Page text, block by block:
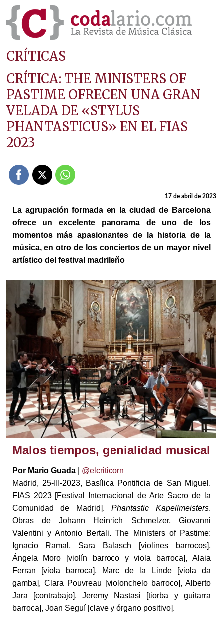
CRÍTICAS
CRÍTICA: THE MINISTERS OF
PASTIME OFRECEN UNA GRAN
VELADA DE «STYLUS
PHANTASTICUS» EN EL FIAS
2023
17 de abril de 2023
La agrupación formada en la ciudad de Barcelona
ofrece un excelente panorama de uno de los
momentos más apasionantes de la historia de la
música, en otro de los conciertos de un mayor nivel
artístico del festival madrileño
Malos tiempos, genialidad musical
Por Mario Guada| @elcriticorn
Madrid, 25-III-2023, Basílica Pontificia de San Miguel.
FIAS 2023 [Festival Internacional de Arte Sacro de la
Comunidad de Madrid].Phantastic Kapellmeisters.
Obras de Johann Heinrich Schmelzer, Giovanni
Valentini y Antonio Bertali. The Ministers of Pastime:
Ignacio Ramal, Sara Balasch [violines barrocos],
Ángela Moro [violín barroco y viola barroca], Alaia
Ferran [viola barroca], Marc de la Linde [viola da
gamba], Clara Pouvreau [violonchelo barroco], Alberto
Jara [contrabajo], Jeremy Nastasi [tiorba y guitarra
barroca], Joan Seguí [clave y órgano positivo].